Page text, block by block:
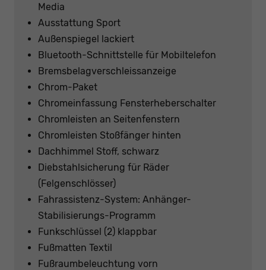
Media
Ausstattung Sport
Außenspiegel lackiert
Bluetooth-Schnittstelle für Mobiltelefon
Bremsbelagverschleissanzeige
Chrom-Paket
Chromeinfassung Fensterheberschalter
Chromleisten an Seitenfenstern
Chromleisten Stoßfänger hinten
Dachhimmel Stoff, schwarz
Diebstahlsicherung für Räder
(Felgenschlösser)
Fahrassistenz-System: Anhänger-
Stabilisierungs-Programm
Funkschlüssel (2) klappbar
Fußmatten Textil
Fußraumbeleuchtung vorn